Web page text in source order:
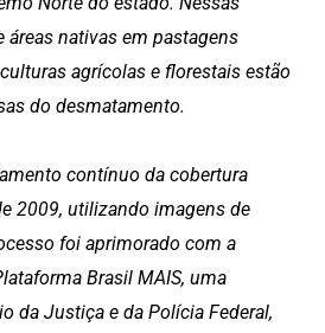
áreas nativas em pastagens
agrícolas e florestais estão
do desmatamento.
contínuo da cobertura
2009, utilizando imagens de
foi aprimorado com a
Brasil MAIS, uma
da Justiça e da Polícia Federal,